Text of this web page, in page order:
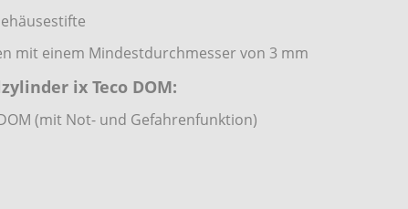
mit einem Mindestdurchmesser von 3 mm
ix Teco DOM:
(mit Not- und Gefahrenfunktion)